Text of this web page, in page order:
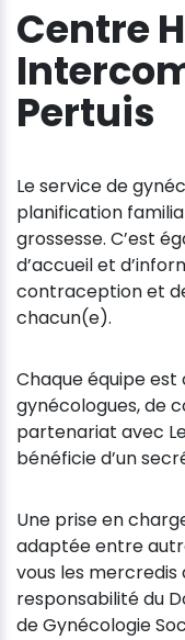
Centre
Pertuis
Le service de
planification
grossesse. C’est
d’accueil et
contraception et
chacun(e).
Chaque équipe
gynécologues, de
partenariat avec
bénéficie d’un
Une prise en
adaptée entre
vous les mercredis
responsabilité du
de Gynécologie